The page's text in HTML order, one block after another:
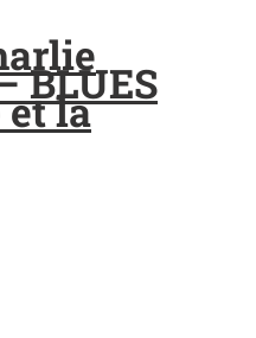
BLUES
et la